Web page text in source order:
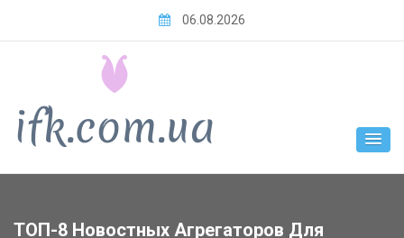
06.08.2026
ТОП-8 Новостных Агрегаторов Для